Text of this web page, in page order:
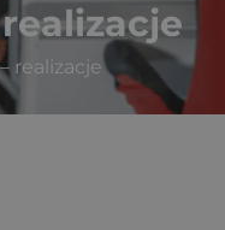
realizacje